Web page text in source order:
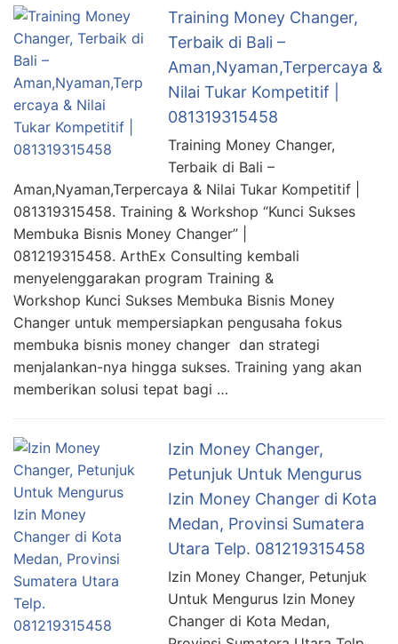
Training Money Changer,
Terbaik di Bali –
Aman,Nyaman,Terpercaya &
Nilai Tukar Kompetitif |
081319315458
Training Money Changer,
Terbaik di Bali –
Aman,Nyaman,Terpercaya & Nilai Tukar Kompetitif |
081319315458. Training & Workshop “Kunci Sukses
Membuka Bisnis Money Changer” |
081219315458. ArthEx Consulting kembali
menyelenggarakan program Training &
Workshop Kunci Sukses Membuka Bisnis Money
Changer untuk mempersiapkan pengusaha fokus
membuka bisnis money changer dan strategi
menjalankan-nya hingga sukses. Training yang akan
memberikan solusi tepat bagi …
Izin Money Changer,
Petunjuk Untuk Mengurus
Izin Money Changer di Kota
Medan, Provinsi Sumatera
Utara Telp. 081219315458
Izin Money Changer, Petunjuk
Untuk Mengurus Izin Money
Changer di Kota Medan,